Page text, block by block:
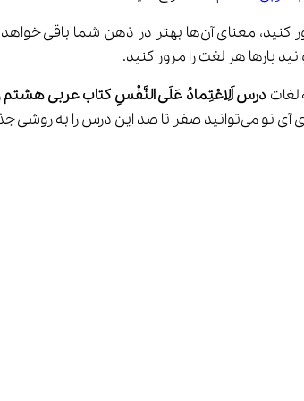
درس اَلِاعْتِمادُ عَلَی النَّفْسِ کتاب عربی هشتم
درس را به روشی جذاب بیاموزید.